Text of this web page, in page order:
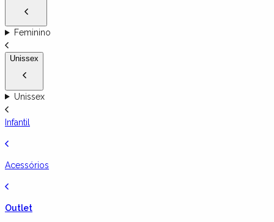
Feminino
Unissex
Unissex
Infantil
Acessórios
Outlet